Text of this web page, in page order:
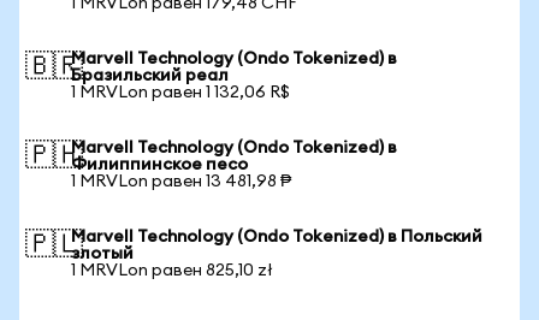
1 MRVLon равен 179,48 CHF
🇧🇷Marvell Technology (Ondo Tokenized) в
Бразильский реал
1 MRVLon равен 1 132,06 R$
🇵🇭Marvell Technology (Ondo Tokenized) в
Филиппинское песо
1 MRVLon равен 13 481,98 ₱
🇵🇱Marvell Technology (Ondo Tokenized) в Польский
злотый
1 MRVLon равен 825,10 zł